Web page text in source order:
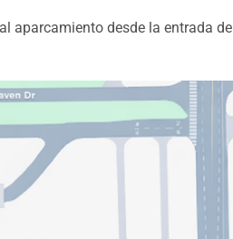
aparcamiento desde la entrada de